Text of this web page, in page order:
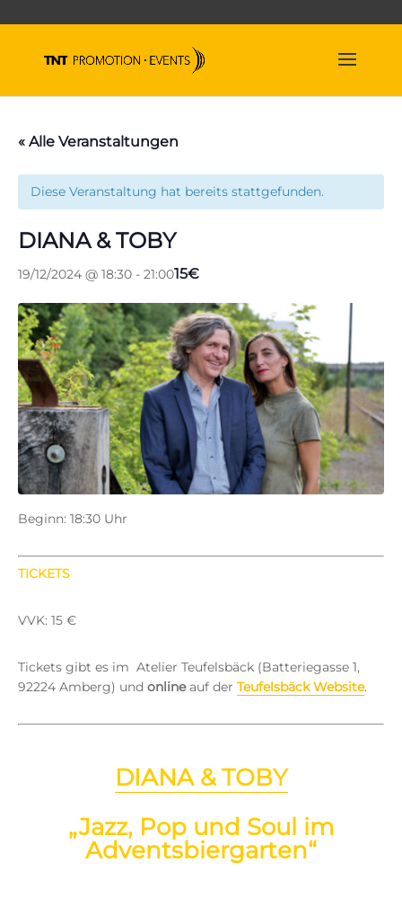
« Alle Veranstaltungen
Diese Veranstaltung hat bereits stattgefunden.
DIANA & TOBY
19/12/2024 @ 18:30 - 21:0015€
Beginn: 18:30 Uhr
TICKETS
VVK: 15 €
Tickets gibt es im Atelier Teufelsbäck (Batteriegasse 1,
92224 Amberg) und onlineauf der Teufelsbäck Website.
DIANA & TOBY
„Jazz, Pop und Soul im
Adventsbiergarten“